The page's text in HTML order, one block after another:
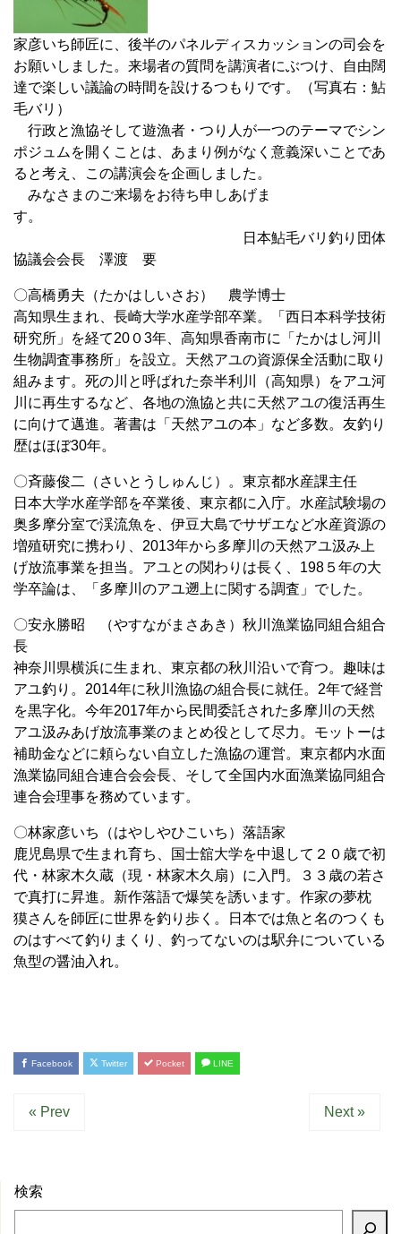
家彦いち師匠に、後半のパネルディスカッションの司会を
お願いしました。来場者の質問を講演者にぶつけ、自由闊
達で楽しい議論の時間を設けるつもりです。（写真右：鮎
毛バリ）
行政と漁協そして遊漁者・つり人が一つのテーマでシン
ポジュムを開くことは、あまり例がなく意義深いことであ
ると考え、この講演会を企画しました。
みなさまのご来場をお待ち申しあげま
す。
日本鮎毛バリ釣り団体
協議会会長 澤渡 要
〇高橋勇夫（たかはしいさお） 農学博士
高知県生まれ、長崎大学水産学部卒業。「西日本科学技術
研究所」を経て20０3年、高知県香南市に「たかはし河川
生物調査事務所」を設立。天然アユの資源保全活動に取り
組みます。死の川と呼ばれた奈半利川（高知県）をアユ河
川に再生するなど、各地の漁協と共に天然アユの復活再生
に向けて邁進。著書は「天然アユの本」など多数。友釣り
歴はほぼ30年。
〇斉藤俊二（さいとうしゅんじ）。東京都水産課主任
日本大学水産学部を卒業後、東京都に入庁。水産試験場の
奥多摩分室で渓流魚を、伊豆大島でサザエなど水産資源の
増殖研究に携わり、2013年から多摩川の天然アユ汲み上
げ放流事業を担当。アユとの関わりは長く、198５年の大
学卒論は、「多摩川のアユ遡上に関する調査」でした。
〇安永勝昭 （やすながまさあき）秋川漁業協同組合組合
長
神奈川県横浜に生まれ、東京都の秋川沿いで育つ。趣味は
アユ釣り。2014年に秋川漁協の組合長に就任。2年で経営
を黒字化。今年2017年から民間委託された多摩川の天然
アユ汲みあげ放流事業のまとめ役として尽力。モットーは
補助金などに頼らない自立した漁協の運営。東京都内水面
漁業協同組合連合会会長、そして全国内水面漁業協同組合
連合会理事を務めています。
〇林家彦いち（はやしやひこいち）落語家
鹿児島県で生まれ育ち、国士舘大学を中退して２０歳で初
代・林家木久蔵（現・林家木久扇）に入門。３３歳の若さ
で真打に昇進。新作落語で爆笑を誘います。作家の夢枕
獏さんを師匠に世界を釣り歩く。日本では魚と名のつくも
のはすべて釣りまくり、釣ってないのは駅弁についている
魚型の醤油入れ。
Facebook Twitter Pocket LINE
« Prev Next »
検索